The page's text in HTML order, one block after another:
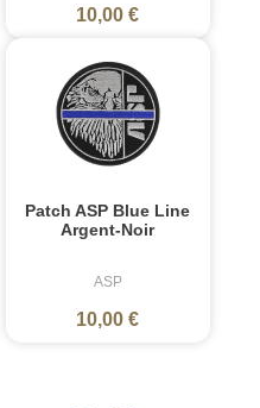
10,00 €
Patch ASP Blue Line
Argent-Noir
ASP
10,00 €